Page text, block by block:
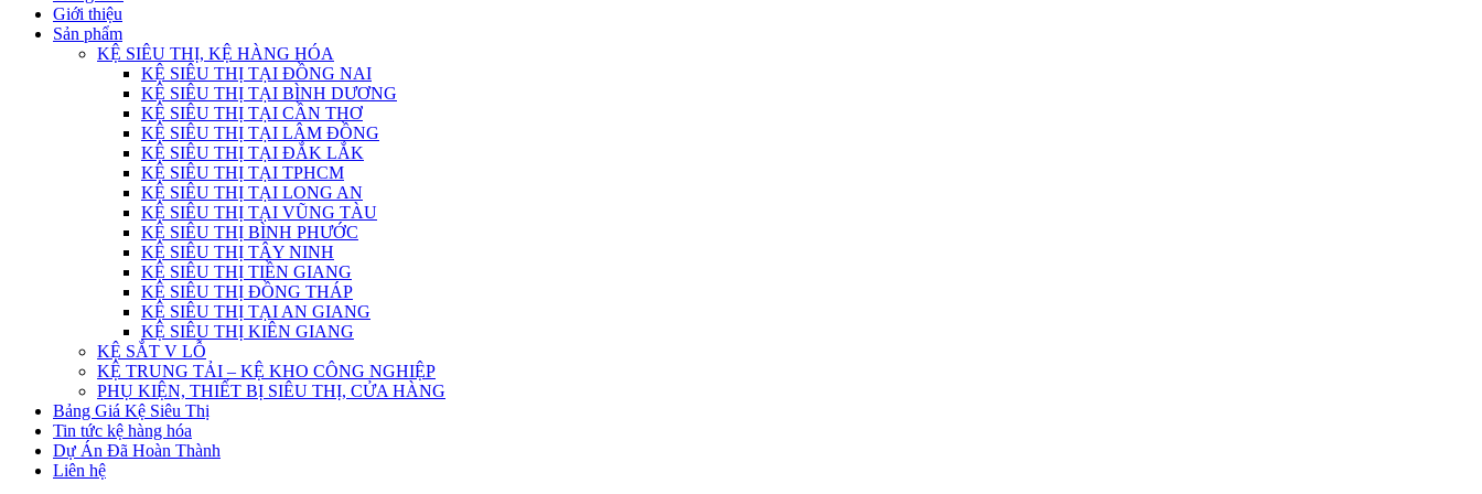
Giới thiệu
Sản phẩm
KỆ SIÊU THỊ, KỆ HÀNG HÓA
KỆ SIÊU THỊ TẠI ĐỒNG NAI
KỆ SIÊU THỊ TẠI BÌNH DƯƠNG
KỆ SIÊU THỊ TẠI CẦN THƠ
KỆ SIÊU THỊ TẠI LÂM ĐỒNG
KỆ SIÊU THỊ TẠI ĐẮK LẮK
KỆ SIÊU THỊ TẠI TPHCM
KỆ SIÊU THỊ TẠI LONG AN
KỆ SIÊU THỊ TẠI VŨNG TÀU
KỆ SIÊU THỊ BÌNH PHƯỚC
KỆ SIÊU THỊ TÂY NINH
KỆ SIÊU THỊ TIỀN GIANG
KỆ SIÊU THỊ ĐỒNG THÁP
KỆ SIÊU THỊ TẠI AN GIANG
KỆ SIÊU THỊ KIÊN GIANG
KỆ SẮT V LỖ
KỆ TRUNG TẢI – KỆ KHO CÔNG NGHIỆP
PHỤ KIỆN, THIẾT BỊ SIÊU THỊ, CỬA HÀNG
Bảng Giá Kệ Siêu Thị
Tin tức kệ hàng hóa
Dự Án Đã Hoàn Thành
Liên hệ